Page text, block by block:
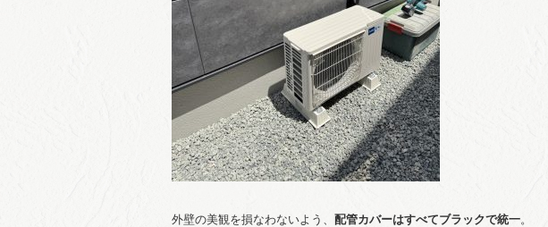
外壁の美観を損なわないよう、 配管カバーはすべてブラックで統一。